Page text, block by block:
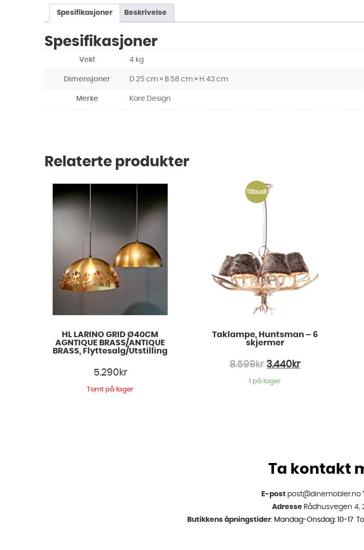
Spesifikasjoner Beskrivelse
Spesifikasjoner
Vekt 4 kg
Dimensjoner D 25 cm × B 58 cm × H 43 cm
Merke Kare Design
Relaterte produkter
HL LARINO GRID Ø40CM
AGNTIQUE BRASS/ANTIQUE
BRASS, Flyttesalg/Utstilling
5.290 kr
Tomt på lager
Tilbud!
Taklampe, Huntsman – 6
skjermer
8.599kr 3.440 kr
1 på lager
Ta kontakt
E-post post@dinemobler.no
Adresse Rådhusvegen 4,
Butikkens åpningstider: Mandag-Onsdag: 10-17